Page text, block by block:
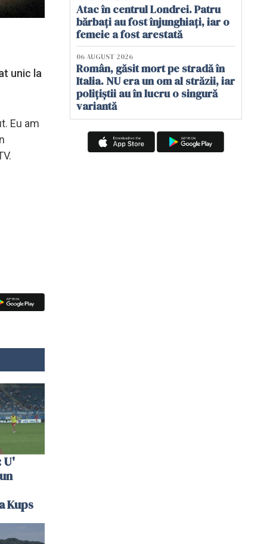
unic la
Eu am
U'
Kups
Atac în centrul Londrei. Patru
bărbați au fost înjunghiați, iar o
femeie a fost arestată
06 AUGUST 2026
Român, găsit mort pe stradă în
Italia. NU era un om al străzii, iar
polițiștii au în lucru o singură
variantă